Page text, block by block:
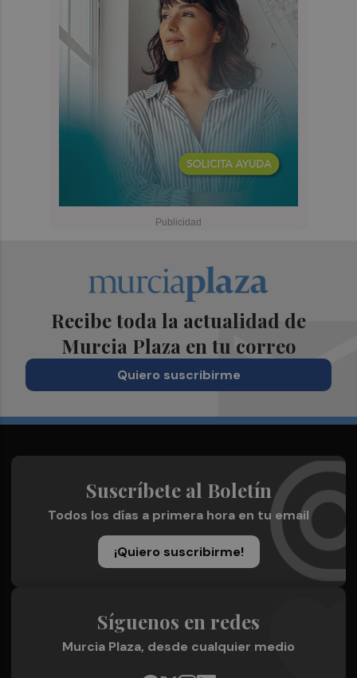
Recibe toda la actualidad de
Murcia Plaza en tu correo
Quiero suscribirme
Suscríbete al Boletín
Todos los días a primera hora en tu email
¡Quiero suscribirme!
Síguenos en redes
Murcia Plaza, desde cualquier medio